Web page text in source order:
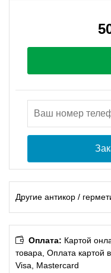
Другие антикор /
Оплата: Картой
товара, Оплата картой
Visa, Mastercard